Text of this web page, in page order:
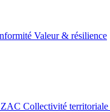
Valeur & résilience
ZAC Collectivité territoriale